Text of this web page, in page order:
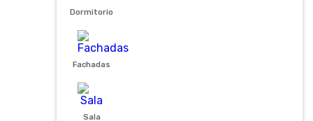
Dormitorio
Fachadas
Sala